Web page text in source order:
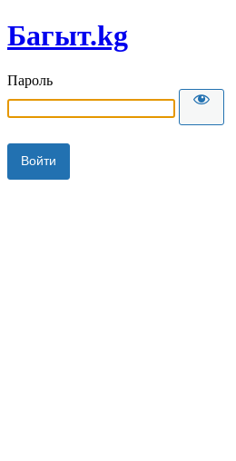
Багыт.kg
Пароль